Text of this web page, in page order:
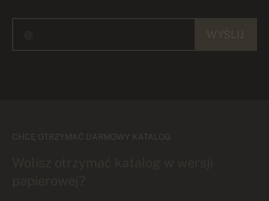
CHCĘ OTRZYMAĆ DARMOWY KATALOG